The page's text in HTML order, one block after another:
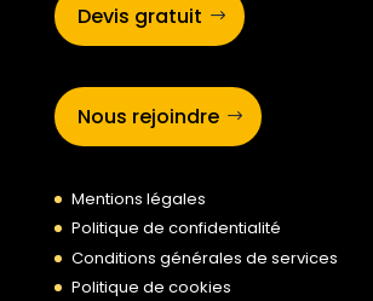
Devis gratuit
Nous rejoindre
Mentions légales
Politique de confidentialité
Conditions générales de services
Politique de cookies